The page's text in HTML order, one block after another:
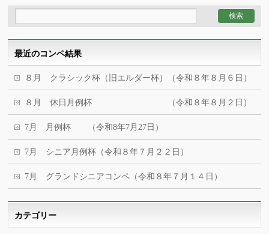
最近のコンペ結果
８月 クラシック杯（旧エルダー杯）（令和８年８月６日）
８月 休日月例杯 （令和８年８月２日）
7月 月例杯 （令和8年7月27日）
7月 シニア月例杯（令和８年７月２２日）
7月 グランドシニアコンペ（令和８年７月１４日）
カテゴリー